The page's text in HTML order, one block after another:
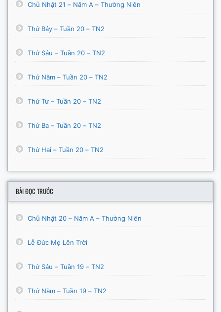
Chủ Nhật 21 – Năm A – Thường Niên
Thứ Bảy – Tuần 20 – TN2
Thứ Sáu – Tuần 20 – TN2
Thứ Năm – Tuần 20 – TN2
Thứ Tư – Tuần 20 – TN2
Thứ Ba – Tuần 20 – TN2
Thứ Hai – Tuần 20 – TN2
BÀI ĐỌC TRƯỚC
Chủ Nhật 20 – Năm A – Thường Niên
Lễ Đức Mẹ Lên Trời
Thứ Sáu – Tuần 19 – TN2
Thứ Năm – Tuần 19 – TN2